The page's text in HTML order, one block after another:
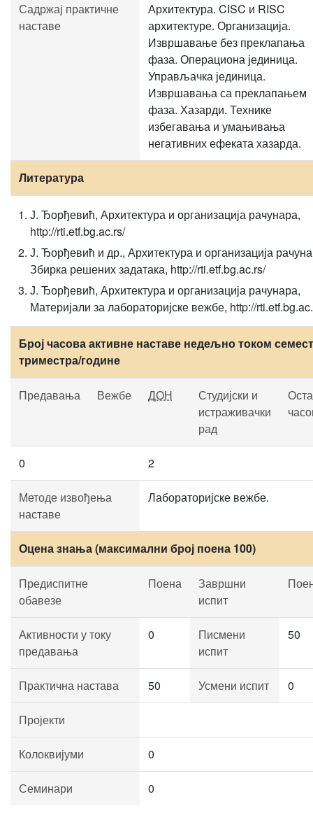
Садржај практичне
наставе
Архитектура. CISC и RISC
архитектуре. Организација.
Извршавање без преклапања
фаза. Операциона јединица.
Управљачка јединица.
Извршавања са преклапањем
фаза. Хазарди. Технике
избегавања и умањивања
негативних ефеката хазарда.
Литература
Ј. Ђорђевић, Архитектура и организација рачунара,
http://rti.etf.bg.ac.rs/
Ј. Ђорђевић и др., Архитектура и организација
Збирка решених задатака, http://rti.etf.bg.ac.rs/
Ј. Ђорђевић, Архитектура и организација рачунара,
Материјали за лабораторијске вежбе, http://
Број часова активне наставе недељно током
триместра/године
Предавања Вежбе ДОН
Студијски и
истраживачки
рад
0 2
Методе извођења
наставе
Лабораторијске вежбе.
Оцена знања (максимални број поена 100)
Предиспитне
обавезе
Поена
Завршни
испит
Активности у току
предавања
0
Писмени
испит
50
Практична настава 50 Усмени испит 0
Пројекти
Колоквијуми 0
Семинари 0